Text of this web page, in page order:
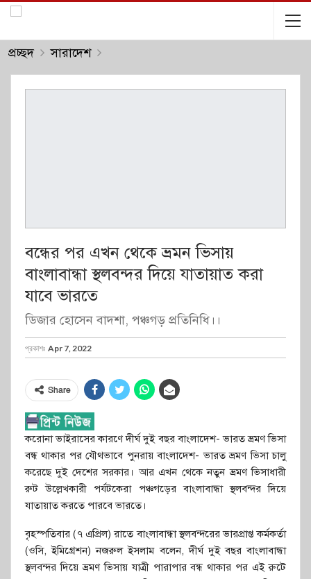
প্রচ্ছদ সারাদেশ
বন্ধের পর এখন থেকে ভ্রমন ভিসায়
বাংলাবান্ধা স্থলবন্দর দিয়ে যাতায়াত করা
যাবে ভারতে
ডিজার হোসেন বাদশা, পঞ্চগড় প্রতিনিধি।।
প্রকাশঃ Apr 7, 2022
Share
করোনা ভাইরাসের কারণে দীর্ঘ দুই বছর বাংলাদেশ- ভারত ভ্রমণ ভিসা
বন্ধ থাকার পর যৌথভাবে পুনরায় বাংলাদেশ- ভারত ভ্রমণ ভিসা চালু
করেছে দুই দেশের সরকার। আর এখন থেকে নতুন ভ্রমণ ভিসাধারী
রুট উল্লেখকারী পর্যটকেরা পঞ্চগড়ের বাংলাবান্ধা স্থলবন্দর দিয়ে
যাতায়াত করতে পারবে ভারতে।
বৃহস্পতিবার (৭ এপ্রিল) রাতে বাংলাবান্ধা স্থলবন্দরের ভারপ্রাপ্ত কর্মকর্তা
(ওসি, ইমিগ্রেশন) নজরুল ইসলাম বলেন, দীর্ঘ দুই বছর বাংলাবান্ধা
স্থলবন্দর দিয়ে ভ্রমণ ভিসায় যাত্রী পারাপার বন্ধ থাকার পর এই রুটে